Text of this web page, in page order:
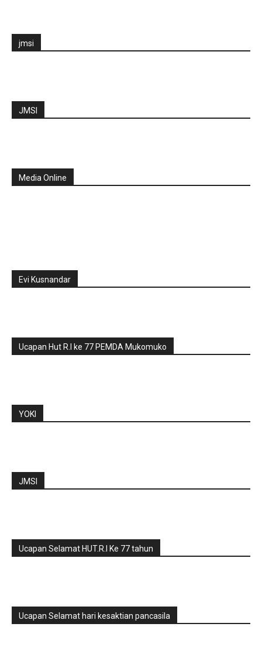
jmsi
JMSI
Media Online
Evi Kusnandar
Ucapan Hut R.I ke 77 PEMDA Mukomuko
YOKI
JMSI
Ucapan Selamat HUT.R.I Ke 77 tahun
Ucapan Selamat hari kesaktian pancasila